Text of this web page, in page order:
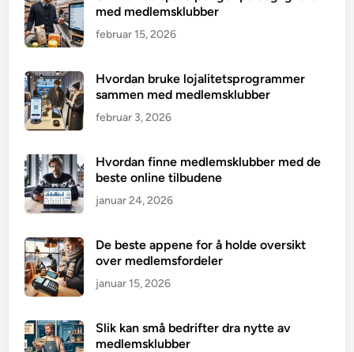
med medlemsklubber
februar 15, 2026
Hvordan bruke lojalitetsprogrammer
sammen med medlemsklubber
februar 3, 2026
Hvordan finne medlemsklubber med de
beste online tilbudene
januar 24, 2026
De beste appene for å holde oversikt
over medlemsfordeler
januar 15, 2026
Slik kan små bedrifter dra nytte av
medlemsklubber